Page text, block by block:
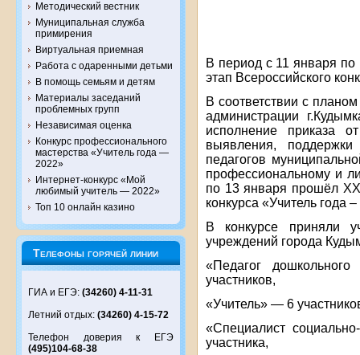
Методический вестник
Муниципальная служба
примирения
Виртуальная приемная
Работа с одаренными детьми
В помощь семьям и детям
Материалы заседаний
проблемных групп
Независимая оценка
Конкурс профессионального
мастерства «Учитель года —
2022»
Интернет-конкурс «Мой
любимый учитель — 2022»
Топ 10 онлайн казино
Телефоны горячей линии
ГИА и ЕГЭ: (34260) 4-11-31
Летний отдых: (34260) 4-15-72
Телефон доверия к ЕГЭ
(495)104-68-38
В период с 11 января
этап Всероссийского
В соответствии с
администрации
исполнение
выявления, поддержки
педагогов
профессиональному и
по 13 января прошёл
конкурса «Учитель года
В конкурсе приняли
учреждений города
«Педагог
участников,
«Учитель» — 6
«Специалист
участника,